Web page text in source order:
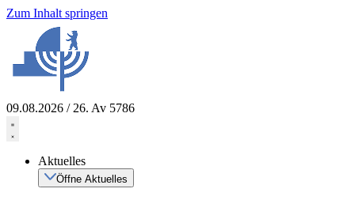
Zum Inhalt springen
09.08.2026 / 26. Av 5786
Aktuelles
Öffne Aktuelles